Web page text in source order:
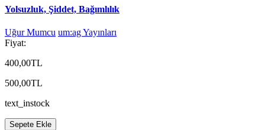
Yolsuzluk, Şiddet, Bağımlılık
Uğur Mumcu um:ag Yayınları
Fiyat:
400,00TL
500,00TL
text_instock
Sepete Ekle